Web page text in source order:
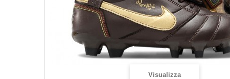
Visualizza